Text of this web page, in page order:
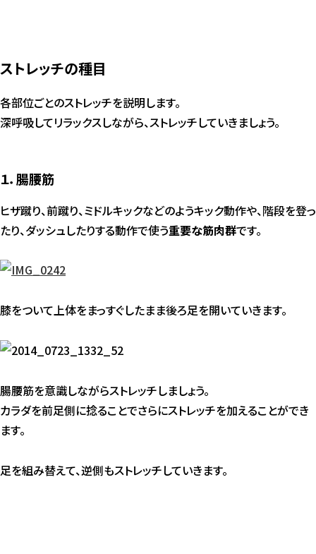
ストレッチの種目
各部位ごとのストレッチを説明します。
深呼吸してリラックスしながら、ストレッチしていきましょう。
１．腸腰筋
ヒザ蹴り、前蹴り、ミドルキックなどのようキック動作や、階段を登っ
たり、ダッシュしたりする動作で使う重要な筋肉群です。
膝をついて上体をまっすぐしたまま後ろ足を開いていきます。
腸腰筋を意識しながらストレッチしましょう。
カラダを前足側に捻ることでさらにストレッチを加えることができ
ます。
足を組み替えて、逆側もストレッチしていきます。